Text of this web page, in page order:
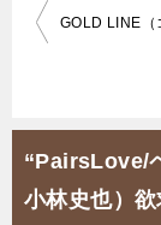
投
ビ
ゲ
ー
“PairsLove/
小林史也）